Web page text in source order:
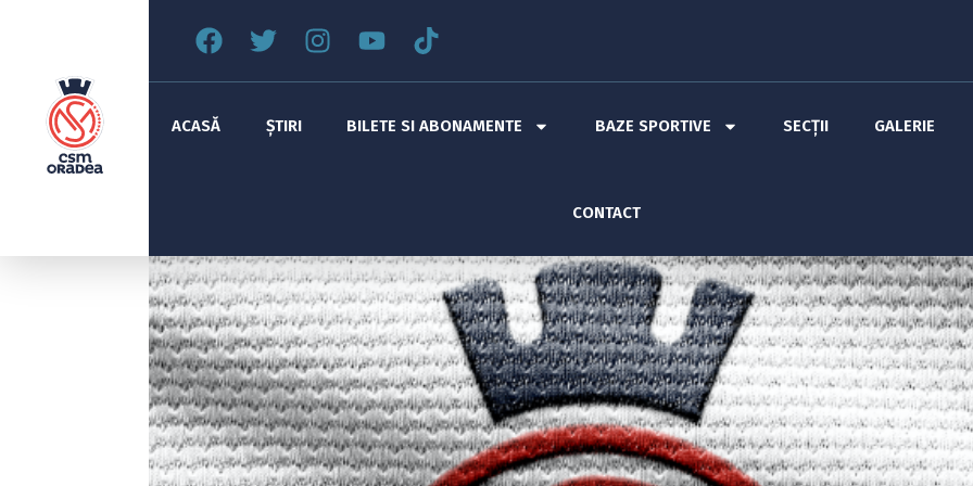
ACASĂ ȘTIRI BILETE SI ABONAMENTE BAZE SPORTIVE SECȚII GALERIE
CONTACT